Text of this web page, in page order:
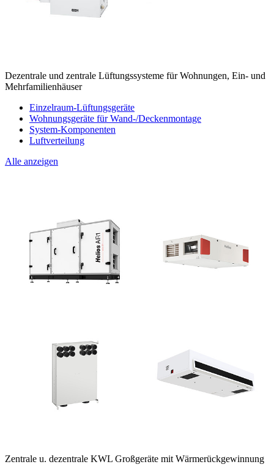
Dezentrale und zentrale Lüftungssysteme für Wohnungen, Ein- und
Mehrfamilienhäuser
Einzelraum-Lüftungsgeräte
Wohnungsgeräte für Wand-/Deckenmontage
System-Komponenten
Luftverteilung
Alle anzeigen
Zentrale u. dezentrale KWL Großgeräte mit Wärmerückgewinnung